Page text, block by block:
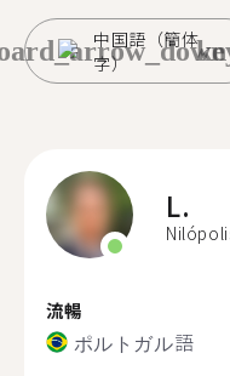
中国語（簡体
字）
L.
流暢
ポルトガル語